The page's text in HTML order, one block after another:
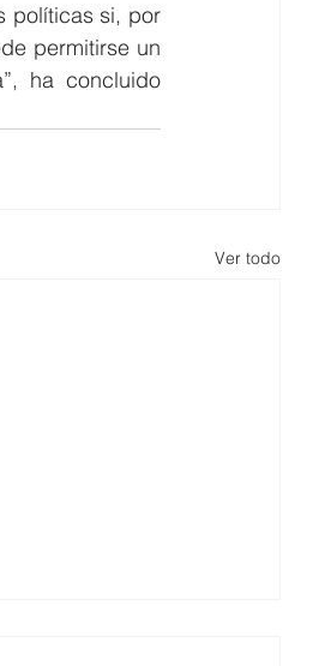
políticas si, por
permitirse un
ha concluido
Ver todo